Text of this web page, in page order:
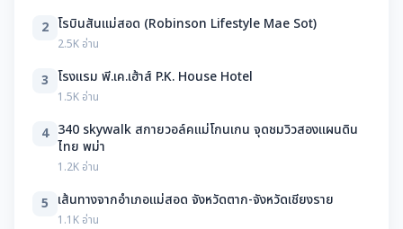
2 โรบินสันแม่สอด (Robinson Lifestyle Mae Sot)
2.5K อ่าน
3 โรงแรม พี.เค.เฮ้าส์ P.K. House Hotel
1.5K อ่าน
4 340 skywalk สกายวอล์คแม่โกนเกน จุดชมวิวสองแผนดิน
ไทย พม่า
1.2K อ่าน
5 เส้นทางจากอำเภอแม่สอด จังหวัดตาก-จังหวัดเชียงราย
1.1K อ่าน